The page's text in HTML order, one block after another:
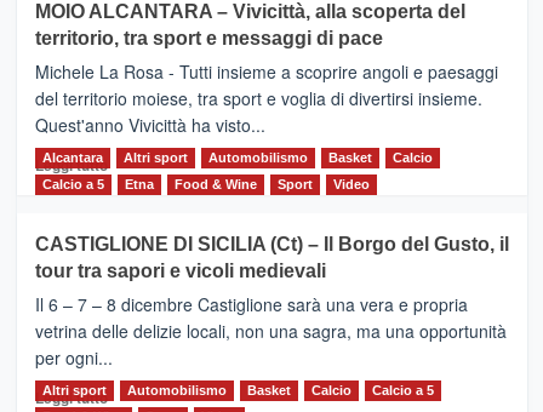
Torna
la
Supermaratona
dell’Etna
MOIO ALCANTARA – Vivicittà, alla scoperta del
territorio, tra sport e messaggi di pace
Michele La Rosa - Tutti insieme a scoprire angoli e paesaggi
del territorio moiese, tra sport e voglia di divertirsi insieme.
Quest'anno Vivicittà ha visto...
Leggi tutto Leggi
MOIO
ALCANTARA
–
Vivicittà,
alla
scoperta
del
Alcantara Altri sport Automobilismo Basket
Calcio
Calcio a 5
Etna Food & Wine Sport Video
CASTIGLIONE DI SICILIA (Ct) – Il Borgo del Gusto, il
tour tra sapori e vicoli medievali
Il 6 – 7 – 8 dicembre Castiglione sarà una vera e propria
vetrina delle delizie locali, non una sagra, ma una opportunità
per ogni...
Leggi tuttoLeggi
Altri sport Automobilismo Basket Calcio
Calcio a 5